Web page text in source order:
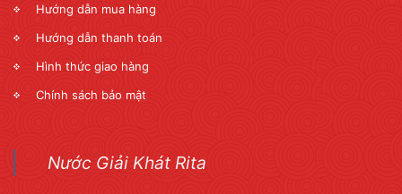
Hướng dẫn mua hàng
Hướng dẫn thanh toán
Hình thức giao hàng
Chính sách bảo mật
Nước Giải Khát Rita